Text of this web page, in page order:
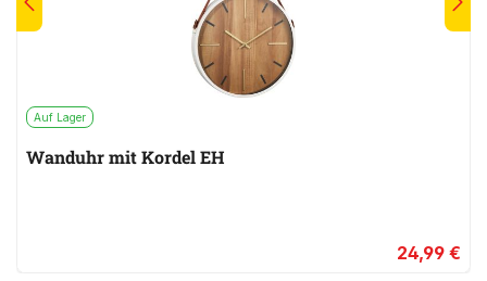
Auf Lager
Wanduhr mit Kordel EH
24,99 €